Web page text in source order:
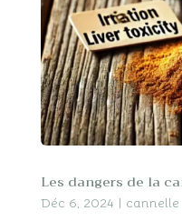
Les dangers de la
Déc 6, 2024 | cannelle